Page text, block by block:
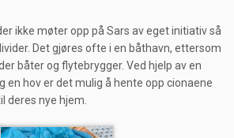
ikke møter opp på Sars av eget initiativ så
Det gjøres ofte i en båthavn, ettersom
båter og flytebrygger. Ved hjelp av en
hov er det mulig å hente opp cionaene
deres nye hjem.